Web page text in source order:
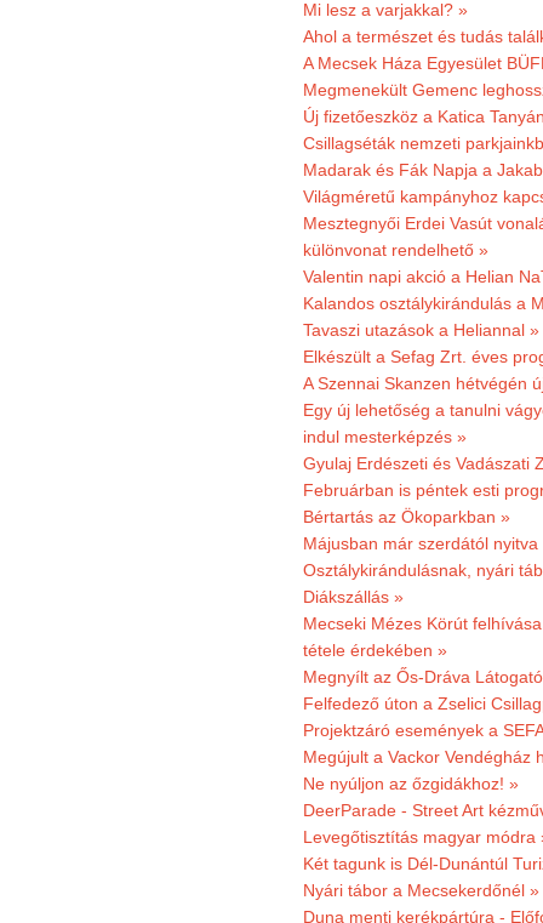
Mi lesz a varjakkal? »
Ahol a természet és tudás
A Mecsek Háza Egyesület
Megmenekült Gemenc
Új fizetőeszköz a Katica
Csillagséták nemzeti
Madarak és Fák Napja a
Világméretű kampányhoz
Mesztegnyői Erdei Vasút
különvonat rendelhető »
Valentin napi akció a Helian
Kalandos osztálykirándulás a
Tavaszi utazások a Heliannal »
Elkészült a Sefag Zrt. éves
A Szennai Skanzen hétvégén
Egy új lehetőség a tanulni
indul mesterképzés »
Gyulaj Erdészeti és Vadászati
Februárban is péntek esti
Bértartás az Ökoparkban »
Májusban már szerdától
Osztálykirándulásnak, nyári
Diákszállás »
Mecseki Mézes Körút
tétele érdekében »
Megnyílt az Ős-Dráva
Felfedező úton a Zselici
Projektzáró események a
Megújult a Vackor Vendégház
Ne nyúljon az őzgidákhoz! »
DeerParade - Street Art
Levegőtisztítás magyar módra
Két tagunk is Dél-Dunántúl
Nyári tábor a Mecsekerdőnél »
Duna menti kerékpártúra -